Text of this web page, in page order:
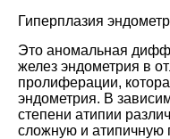
Гиперплазия
Это аномальная
желез эндометрия в
пролиферации,
эндометрия. В
степени атипии
сложную и атипичную